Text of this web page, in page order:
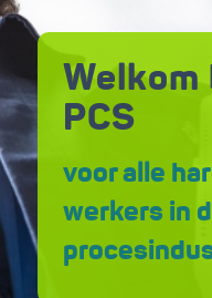
Welkom
PCS
voor alle
werkers in